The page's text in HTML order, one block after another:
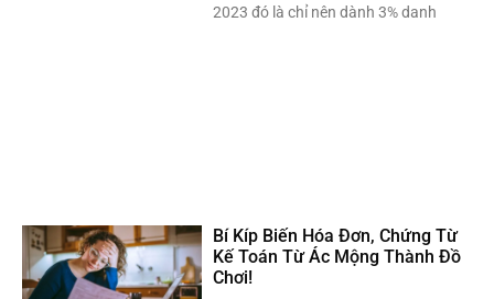
2023 đó là chỉ nên dành 3% danh
Bí Kíp Biến Hóa Đơn, Chứng Từ
Kế Toán Từ Ác Mộng Thành Đồ
Chơi!